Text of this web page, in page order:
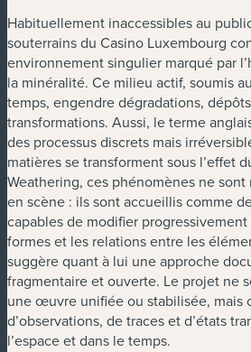
Habituellement inaccessibles au
souterrains du Casino Luxembourg
environnement singulier marqué par
la minéralité. Ce milieu actif, soumis
temps, engendre dégradations,
transformations. Aussi, le terme
des processus discrets mais
matières se transforment sous l’effet
Weathering, ces phénomènes ne
en scène : ils sont accueillis comme
capables de modifier
formes et les relations entre les
suggère quant à lui une approche
fragmentaire et ouverte. Le projet ne
une œuvre unifiée ou stabilisée, mais
d’observations, de traces et d’états
l’espace et dans le temps.